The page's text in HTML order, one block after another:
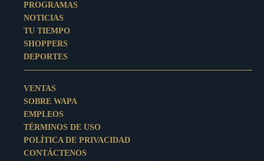
PROGRAMAS
NOTICIAS
TU TIEMPO
SHOPPERS
DEPORTES
VENTAS
SOBRE WAPA
EMPLEOS
TÉRMINOS DE USO
POLÍTICA DE PRIVACIDAD
CONTÁCTENOS